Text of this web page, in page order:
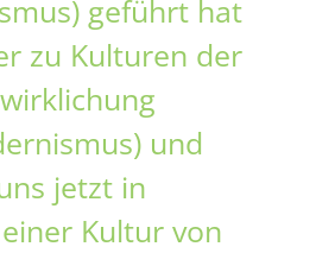
geführt hat
zu Kulturen der
und
jetzt in
Kultur von